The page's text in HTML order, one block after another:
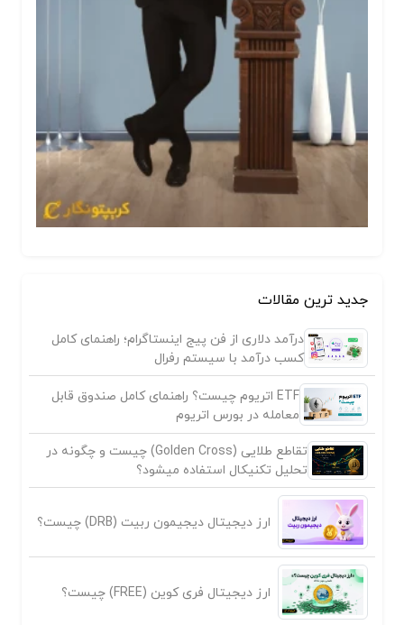
جدید ترین مقالات
درآمد دلاری از فن پیج اینستاگرام؛ راهنمای کامل
کسب درآمد با سیستم رفرال
ETF اتریوم چیست؟ راهنمای کامل صندوق قابل
معامله در بورس اتریوم
تقاطع طلایی (Golden Cross) چیست و چگونه در
تحلیل تکنیکال استفاده میشود؟
ارز دیجیتال دیجیمون ربیت (DRB) چیست؟
ارز دیجیتال فری کوین (FREE) چیست؟